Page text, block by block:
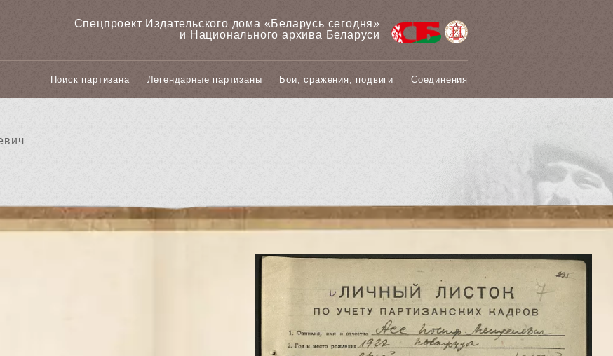
Спецпроект Издательского дома «‎Беларусь сегодня»
и Национального архива Беларуси
Поиск партизана Легендарные партизаны Бои, сражения, подвиги Соединения